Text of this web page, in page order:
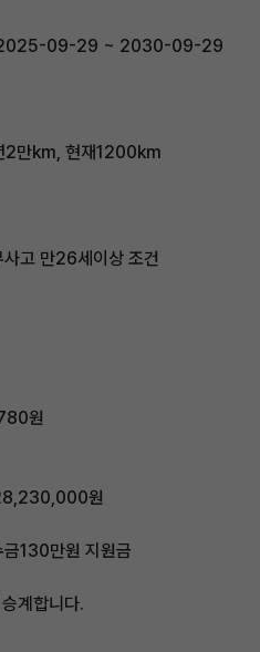
: 2025-09-29 ~ 2030-09-29
2만km, 현재1200km
고 만26세이상 조건
원
원
130만원 지원금
계합니다.